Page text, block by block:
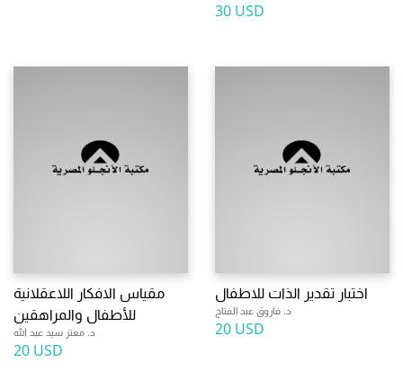
30 USD
مقياس الافكار اللاعقلانية
للأطفال والمراهقين
د. معتز سيد عبد الله
20 USD
اختبار تقدير الذات للاطفال
د. فاروق عبد الفتاح
20 USD